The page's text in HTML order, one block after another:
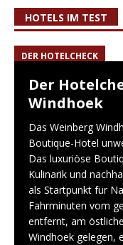
HOTELS IM TEST
DER HOTELCHECK
Der
Windhoek
Das Weinberg
Boutique-Hotel
Das luxuriöse
Kulinarik und
als Startpunkt für
Fahrminuten vom
entfernt, am
Windhoek gelegen,